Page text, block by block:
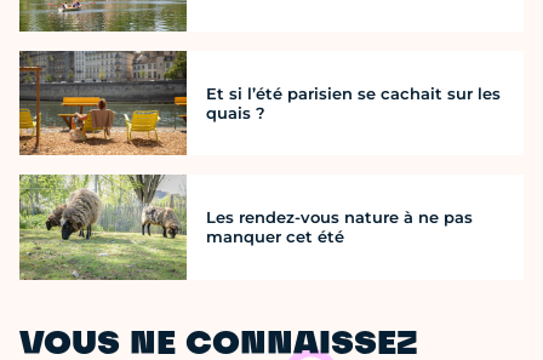
Et si l’été parisien se cachait sur les
quais ?
Les rendez-vous nature à ne pas
manquer cet été
VOUS NE CONNAISSEZ